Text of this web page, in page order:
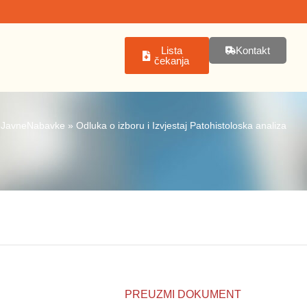
Lista
čekanja
Kontakt
JavneNabavke » Odluka o izboru i Izvjestaj Patohistoloska analiza
PREUZMI DOKUMENT